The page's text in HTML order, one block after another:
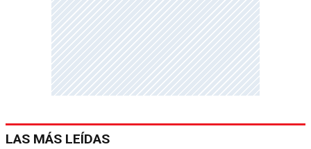
LAS MÁS LEÍDAS